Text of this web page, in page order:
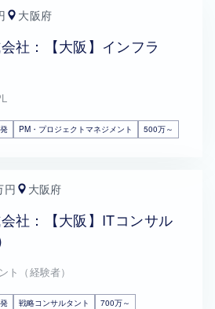
大阪府
社：【大阪】インフラ
PM・プロジェクトマネジメント 500万～
円 大阪府
社：【大阪】ITコンサル
ト（経験者）
戦略コンサルタント 700万～